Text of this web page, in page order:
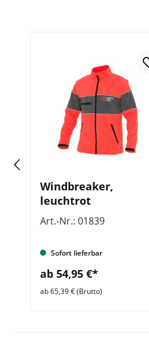
Windbreaker,
leuchtrot
Art.-Nr.: 01839
Sofort lieferbar
ab 54,95 €*
ab 65,39 € (Brutto)